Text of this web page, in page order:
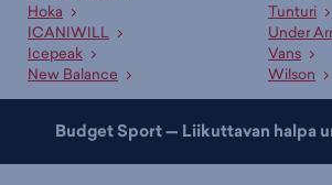
Hoka
ICANIWILL
Icepeak
New Balance
Tunturi
Under
Vans
Wilson
Budget Sport — Liikuttavan halpa